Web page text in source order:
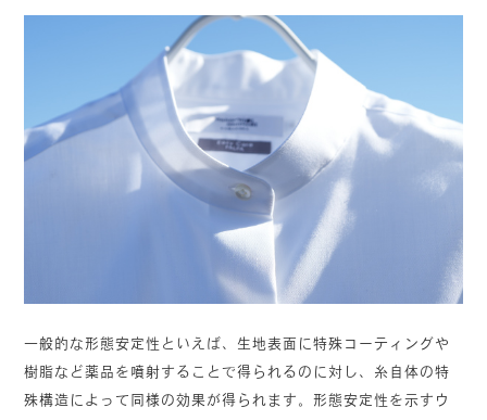
一般的な形態安定性といえば、生地表面に特殊コーティングや
樹脂など薬品を噴射することで得られるのに対し、糸自体の特
殊構造によって同様の効果が得られます。形態安定性を示すウ